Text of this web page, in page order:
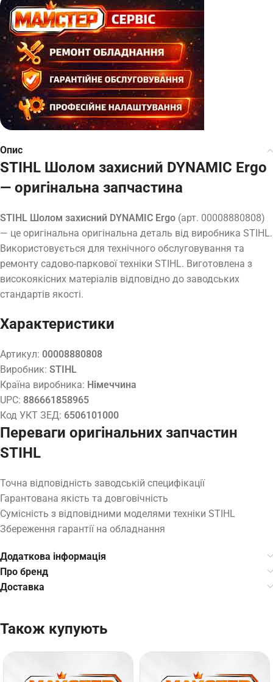
Опис
STIHL Шолом захисний DYNAMIC Ergo
— оригінальна запчастина
STIHL Шолом захисний DYNAMIC Ergo (арт. 00008880808)
— це оригінальна оригінальна деталь від виробника STIHL.
Використовується для технічного обслуговування та
ремонту садово-паркової техніки STIHL. Виготовлена з
високоякісних матеріалів відповідно до заводських
стандартів якості.
Характеристики
Артикул: 00008880808
Виробник: STIHL
Країна виробника: Німеччина
UPC: 886661858965
Код УКТ ЗЕД: 6506101000
Переваги оригінальних запчастин
STIHL
Точна відповідність заводській специфікації
Гарантована якість та довговічність
Сумісність з відповідними моделями техніки STIHL
Збереження гарантії на обладнання
Додаткова інформація
Про бренд
Доставка
Також купують